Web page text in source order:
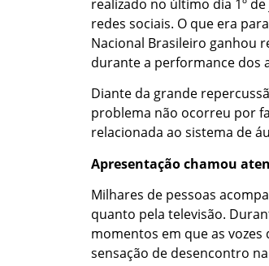
realizado no último dia 1º
redes sociais. O que era
Nacional Brasileiro ganhou
durante a performance dos
Diante da grande
problema não ocorreu por
relacionada ao sistema de
Apresentação chamou
Milhares de pessoas
quanto pela televisão.
momentos em que as
sensação de desencontro